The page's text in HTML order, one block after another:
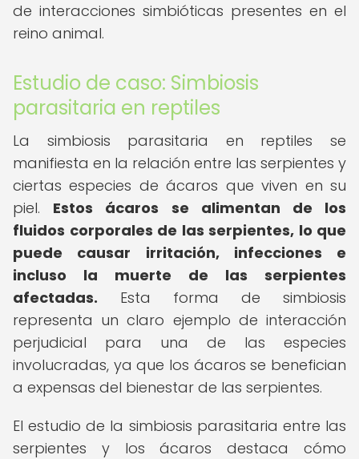
de interacciones simbióticas presentes en el
reino animal.
Estudio de caso: Simbiosis
parasitaria en reptiles
La simbiosis parasitaria en reptiles se
manifiesta en la relación entre las serpientes y
ciertas especies de ácaros que viven en su
piel. Estos ácaros se alimentan de los
fluidos corporales de las serpientes, lo que
puede causar irritación, infecciones e
incluso la muerte de las serpientes
afectadas. Esta forma de simbiosis
representa un claro ejemplo de interacción
perjudicial para una de las especies
involucradas, ya que los ácaros se benefician
a expensas del bienestar de las serpientes.
El estudio de la simbiosis parasitaria entre las
serpientes y los ácaros destaca cómo